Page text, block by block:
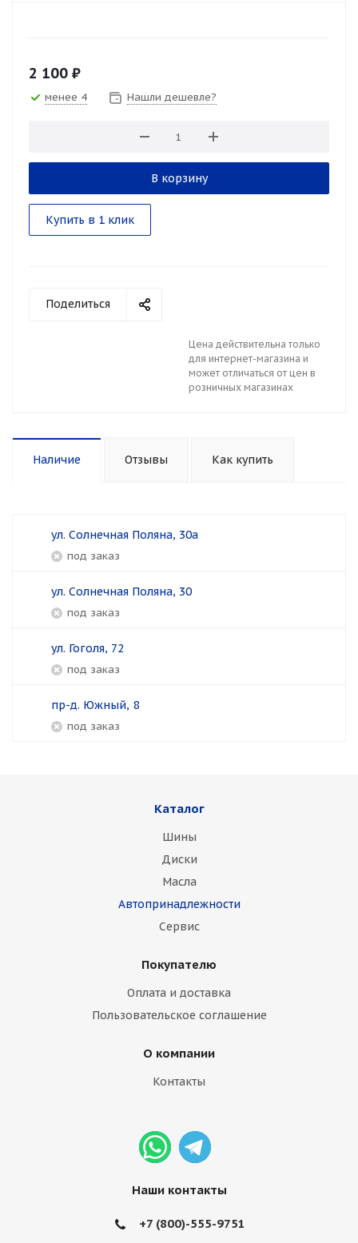
2 100 ₽
менее 4 Нашли дешевле?
В корзину
Купить в 1 клик
Поделиться
Цена действительна только
для интернет-магазина и
может отличаться от цен в
розничных магазинах
Наличие Отзывы Как купить
ул. Солнечная Поляна, 30а
Под заказ
ул. Солнечная Поляна, 30
Под заказ
ул. Гоголя, 72
Под заказ
пр-д. Южный, 8
Под заказ
Каталог
Шины
Диски
Масла
Автопринадлежности
Сервис
Покупателю
Оплата и доставка
Пользовательское соглашение
О компании
Контакты
Наши контакты
+7 (800)-555-9751